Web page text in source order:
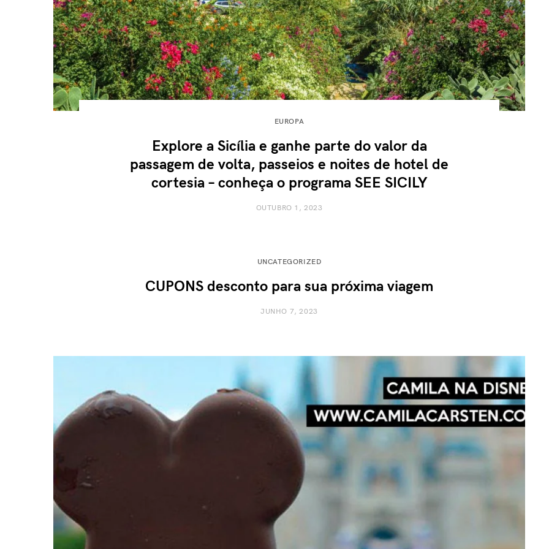
EUROPA
Explore a Sicília e ganhe parte do valor da
passagem de volta, passeios e noites de hotel de
cortesia – conheça o programa SEE SICILY
OUTUBRO 1, 2023
UNCATEGORIZED
CUPONS desconto para sua próxima viagem
JUNHO 7, 2023